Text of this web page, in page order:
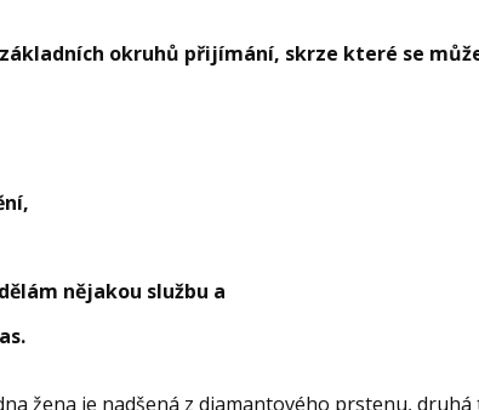
okruhů přijímání, skrze které se
nějakou službu a
žena je nadšená z diamantového prstenu, druhá